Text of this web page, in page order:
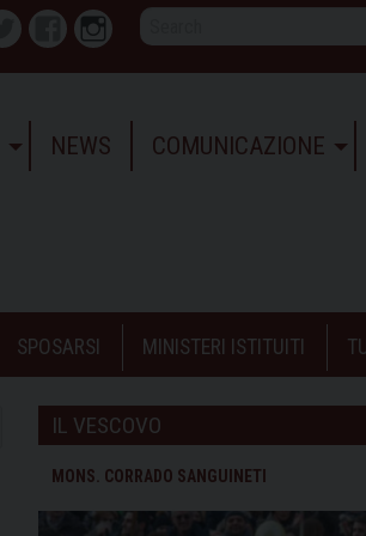
Twitter FacebookInstagram
NEWS COMUNICAZIONE
SPOSARSI MINISTERI ISTITUITI
IL VESCOVO
MONS. CORRADO SANGUINETI